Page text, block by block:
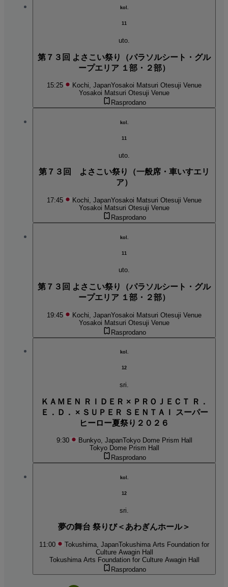
kol.
11
uto.
第７３回 よさこい祭り（パラソルシート・グル
ープエリア １部・２部）
15:25 Kochi, JapanYosakoi Matsuri Otesuji Venue
Yosakoi Matsuri Otesuji Venue
Rasprodano
kol.
11
uto.
第７３回 よさこい祭り（一般席・車いすエリ
ア）
17:45 Kochi, JapanYosakoi Matsuri Otesuji Venue
Yosakoi Matsuri Otesuji Venue
Rasprodano
kol.
11
uto.
第７３回 よさこい祭り（パラソルシート・グル
ープエリア １部・２部）
19:45 Kochi, JapanYosakoi Matsuri Otesuji Venue
Yosakoi Matsuri Otesuji Venue
Rasprodano
kol.
12
sri.
ＫＡＭＥＮ ＲＩＤＥＲ × ＰＲＯＪＥＣＴ Ｒ．
Ｅ．Ｄ． × ＳＵＰＥＲ ＳＥＮＴＡＩ スーパー
ヒーロー夏祭り２０２６
9:30 Bunkyo, JapanTokyo Dome Prism Hall
Tokyo Dome Prism Hall
Rasprodano
kol.
12
sri.
夢の舞台 祭りび＜あわぎんホール＞
11:00 Tokushima, JapanTokushima Arts Foundation for
Culture Awagin Hall
Tokushima Arts Foundation for Culture Awagin Hall
Rasprodano